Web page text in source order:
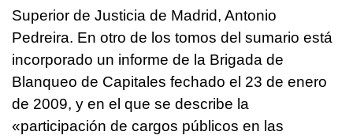
Superior de Justicia de Madrid, Antonio
Pedreira. En otro de los tomos del sumario está
incorporado un informe de la Brigada de
Blanqueo de Capitales fechado el 23 de enero
de 2009, y en el que se describe la
«participación de cargos públicos en las